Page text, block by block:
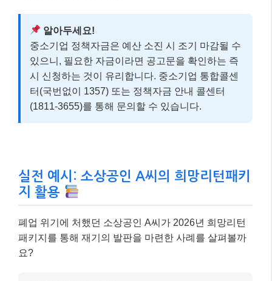
알아두세요!
중소기업 정책자금은 예산 소진 시 조기 마감될 수
있으니, 필요한 자금이라면 공고문을 확인하는 즉
시 신청하는 것이 유리합니다. 중소기업 통합콜센
터(국번없이 1357) 또는 정책자금 안내 콜센터
(1811-3655)를 통해 문의할 수 있습니다.
실전 예시: 소상공인 A씨의 희망리턴패키
지 활용
폐업 위기에 처했던 소상공인 A씨가 2026년 희망리턴
패키지를 통해 재기의 발판을 마련한 사례를 살펴볼까
요?